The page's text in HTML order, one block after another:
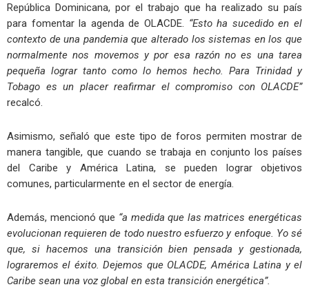
República Dominicana, por el trabajo que ha realizado su país
para fomentar la agenda de OLACDE. “Esto ha sucedido en el
contexto de una pandemia que alterado los sistemas en los que
normalmente nos movemos y por esa razón no es una tarea
pequeña lograr tanto como lo hemos hecho. Para Trinidad y
Tobago es un placer reafirmar el compromiso con OLACDE”
recalcó.
Asimismo, señaló que este tipo de foros permiten mostrar de
manera tangible, que cuando se trabaja en conjunto los países
del Caribe y América Latina, se pueden lograr objetivos
comunes, particularmente en el sector de energía.
Además, mencionó que “a medida que las matrices energéticas
evolucionan requieren de todo nuestro esfuerzo y enfoque. Yo sé
que, si hacemos una transición bien pensada y gestionada,
lograremos el éxito. Dejemos que OLACDE, América Latina y el
Caribe sean una voz global en esta transición energética”.